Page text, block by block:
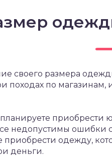
своего размера
походах по магазинам,
приобрести
недопустимы ошибки
приобрести одежду,
деньги.